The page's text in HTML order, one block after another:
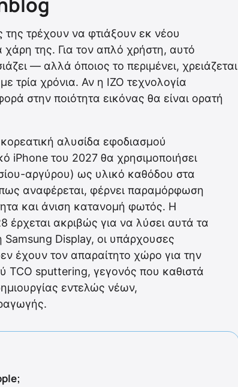
της τρέχουν να φτιάξουν εκ νέου
της. Για τον απλό χρήστη, αυτό
— αλλά όποιος το περιμένει, χρειάζεται
τρία χρόνια. Αν η IZO τεχνολογία
στην ποιότητα εικόνας θα είναι ορατή
αλυσίδα εφοδιασμού
iPhone του 2027 θα χρησιμοποιήσει
αργύρου) ως υλικό καθόδου στα
αναφέρεται, φέρνει παραμόρφωση
και άνιση κατανομή φωτός. Η
έρχεται ακριβώς για να λύσει αυτά τα
Display, οι υπάρχουσες
έχουν τον απαραίτητο χώρο για την
TCO sputtering, γεγονός που καθιστά
εντελώς νέων,